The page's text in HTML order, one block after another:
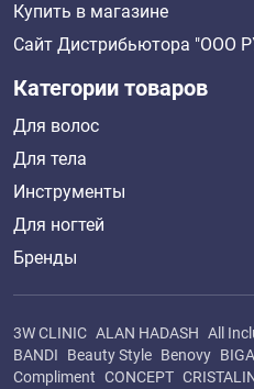
Купить в магазине
Сайт Дистрибьютора "ООО
Категории товаров
Для волос
Для тела
Инструменты
Для ногтей
Бренды
3W CLINIC ALAN HADASH All
BANDI
Beauty Style Benovy
Compliment CONCEPT